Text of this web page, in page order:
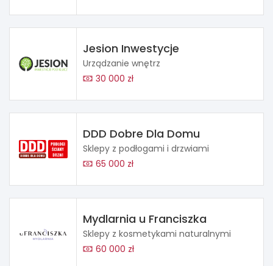
Jesion Inwestycje
Urządzanie wnętrz
30 000 zł
DDD Dobre Dla Domu
Sklepy z podłogami i drzwiami
65 000 zł
Mydlarnia u Franciszka
Sklepy z kosmetykami naturalnymi
60 000 zł